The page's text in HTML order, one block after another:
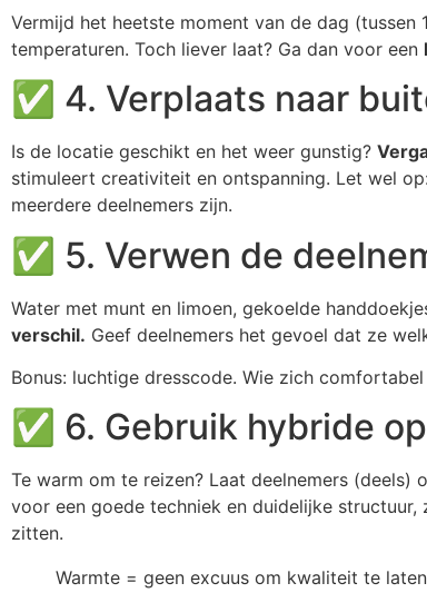
Vermijd het heetste moment van de dag (tussen
temperaturen. Toch liever laat? Ga dan voor een
✅ 4. Verplaats naar
Is de locatie geschikt en het weer gunstig?
stimuleert creativiteit en ontspanning. Let wel
meerdere deelnemers zijn.
✅ 5. Verwen de
Water met munt en limoen, gekoelde
verschil. Geef deelnemers het gevoel dat ze
Bonus: luchtige dresscode. Wie zich
✅ 6. Gebruik hybride
Te warm om te reizen? Laat deelnemers (deels)
voor een goede techniek en duidelijke
zitten.
Warmte = geen excuus om kwaliteit te